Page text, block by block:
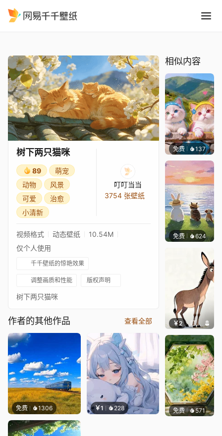
树下两只猫咪
89
萌宠
动物
风景
可爱
治愈
小清新
叮叮当当
3754 张壁纸
视频格式 动态壁纸
10.54M
仅个人使用
千千壁纸的惊艳效果
调整画质和性能 版权声明
树下两只猫咪
作者的其他作品 查看全部
免费 1306 ￥1 228
相似内容
免费 137豆子
免费 624渔小小
￥2 叮叮当当
免费 571渔小小